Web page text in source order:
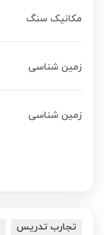
مکانیک سنگ
زمین شناسی
زمین شناسی
تجارب تدریس